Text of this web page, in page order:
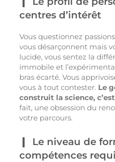
centres d’intérêt
Vous questionnez
vous désarçonnent mais
lucide, vous sentez la
immobile et
bras écarté. Vous
vous à tout contester. Le
construit la science,
fait, une obsession du
votre parcours.
Le niveau de
compétences